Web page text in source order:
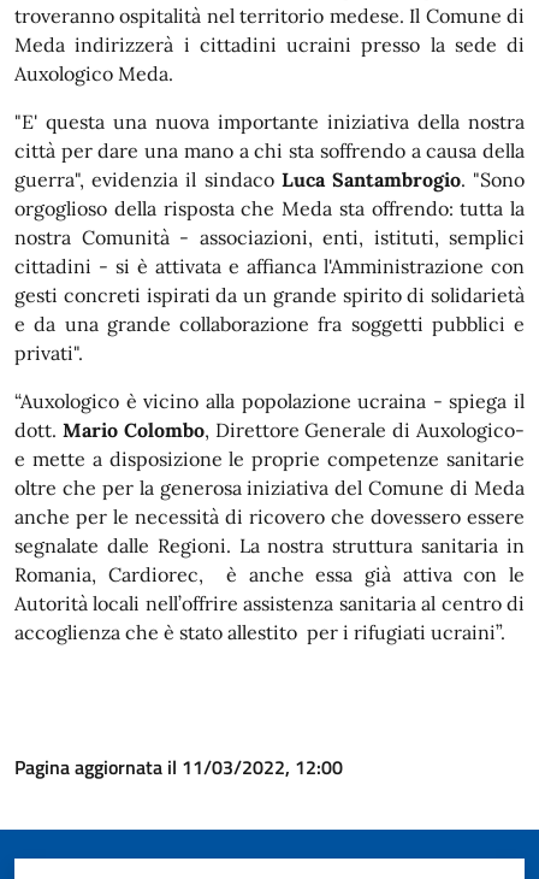
troveranno ospitalità nel territorio medese. Il Comune di
Meda indirizzerà i cittadini ucraini presso la sede di
Auxologico Meda.
"E' questa una nuova importante iniziativa della nostra
città per dare una mano a chi sta soffrendo a causa della
guerra", evidenzia il sindaco Luca Santambrogio. "Sono
orgoglioso della risposta che Meda sta offrendo: tutta la
nostra Comunità - associazioni, enti, istituti, semplici
cittadini - si è attivata e affianca l'Amministrazione con
gesti concreti ispirati da un grande spirito di solidarietà
e da una grande collaborazione fra soggetti pubblici e
privati".
“Auxologico è vicino alla popolazione ucraina - spiega il
dott. Mario Colombo, Direttore Generale di Auxologico-
e mette a disposizione le proprie competenze sanitarie
oltre che per la generosa iniziativa del Comune di Meda
anche per le necessità di ricovero che dovessero essere
segnalate dalle Regioni. La nostra struttura sanitaria in
Romania, Cardiorec, è anche essa già attiva con le
Autorità locali nell’offrire assistenza sanitaria al centro di
accoglienza che è stato allestito per i rifugiati ucraini”.
Pagina aggiornata il 11/03/2022, 12:00